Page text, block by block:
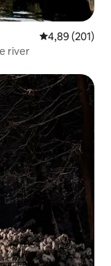
Prosječna
4,89 (201)
river